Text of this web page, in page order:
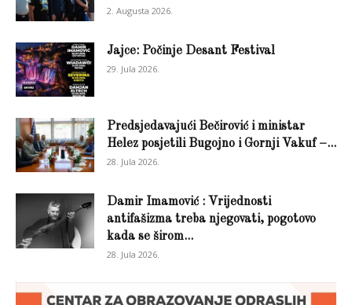
2. Augusta 2026.
Jajce: Počinje Desant Festival
29. Jula 2026.
Predsjedavajući Bečirović i ministar
Helez posjetili Bugojno i Gornji Vakuf –...
28. Jula 2026.
Damir Imamović : Vrijednosti
antifašizma treba njegovati, pogotovo
kada se širom...
28. Jula 2026.